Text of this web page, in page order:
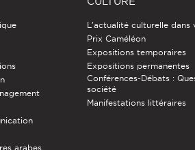
arabes
L'actualité culturelle dans
Prix Caméléon
Expositions temporaires
Expositions permanentes
Conférences-Débats :
société
Manifestations littéraires